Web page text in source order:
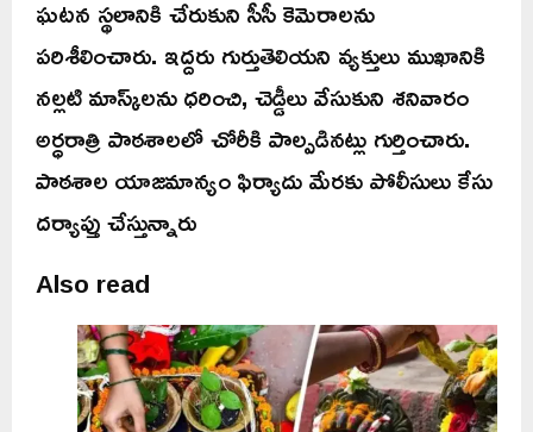
ఘటన స్థలానికి చేరుకుని సీసీ కెమెరాలను
పరిశీలించారు. ఇద్దరు గుర్తుతెలియని వ్యక్తులు ముఖానికి
నల్లటి మాస్క్‌లను ధరించి, చెడ్డీలు వేసుకుని శనివారం
అర్ధరాత్రి పాఠశాలలో చోరీకి పాల్పడినట్లు గుర్తించారు.
పాఠశాల యాజమాన్యం ఫిర్యాదు మేరకు పోలీసులు కేసు
దర్యాప్తు చేస్తున్నారు
Also read